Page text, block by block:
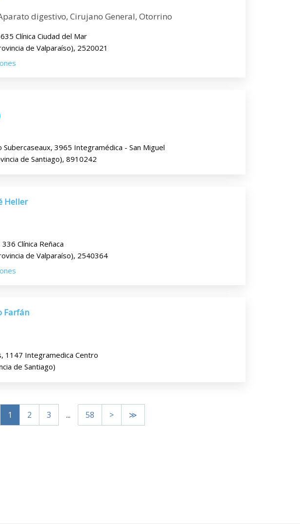
digestivo, Cirujano General, Otorrino
Clínica Ciudad del Mar
de Valparaíso), 2520021
Subercaseaux, 3965 Integramédica - San Miguel
de Santiago), 8910242
Heller
Clínica Reñaca
de Valparaíso), 2540364
Farfán
1147 Integramedica Centro
de Santiago)
1 2 3 ... 58 > ≫